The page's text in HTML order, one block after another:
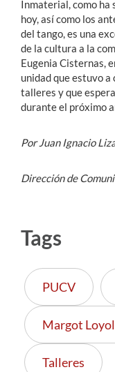
Inmaterial, como ha
hoy, así como los
del tango, es una
de la cultura a la
Eugenia Cisternas,
unidad que estuvo
talleres y que
durante el próximo
Por Juan Ignacio
Dirección de
Tags
PUCV
Margot
Talleres